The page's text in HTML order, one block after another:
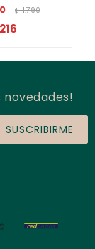
$ 1.790
SUSCRIBIRME